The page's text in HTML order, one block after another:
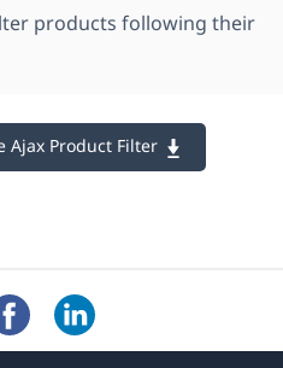
products following their
Ajax Product Filter